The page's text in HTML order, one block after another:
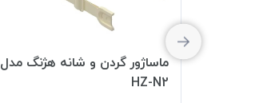
ماساژور گردن و شانه هژنگ مدل
HZ-N2